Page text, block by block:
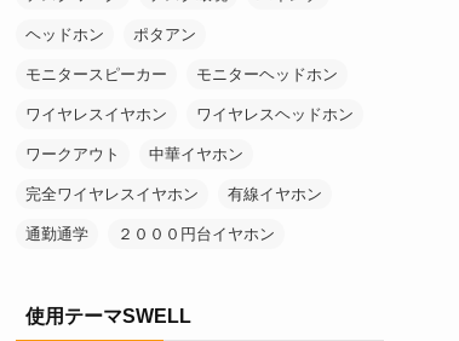
ヘッドホン ポタアン
モニタースピーカー モニターヘッドホン
ワイヤレスイヤホン ワイヤレスヘッドホン
ワークアウト 中華イヤホン
完全ワイヤレスイヤホン 有線イヤホン
通勤通学 ２０００円台イヤホン
使用テーマSWELL